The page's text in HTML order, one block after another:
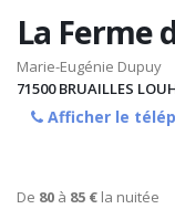
La Ferme
Marie-Eugénie Dupuy
71500 BRUAILLES
Afficher le
De 80 à 85 € la nuitée